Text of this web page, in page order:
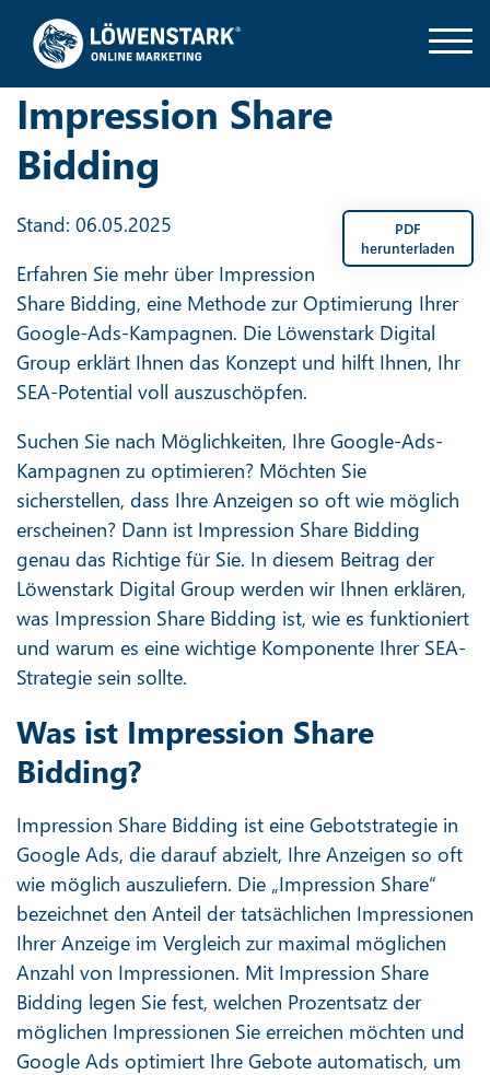
Impression Share
Bidding
PDF
herunterladen
Stand: 06.05.2025
Erfahren Sie mehr über Impression
Share Bidding, eine Methode zur Optimierung Ihrer
Google-Ads-Kampagnen. Die Löwenstark Digital
Group erklärt Ihnen das Konzept und hilft Ihnen, Ihr
SEA-Potential voll auszuschöpfen.
Suchen Sie nach Möglichkeiten, Ihre Google-Ads-
Kampagnen zu optimieren? Möchten Sie
sicherstellen, dass Ihre Anzeigen so oft wie möglich
erscheinen? Dann ist Impression Share Bidding
genau das Richtige für Sie. In diesem Beitrag der
Löwenstark Digital Group werden wir Ihnen erklären,
was Impression Share Bidding ist, wie es funktioniert
und warum es eine wichtige Komponente Ihrer SEA-
Strategie sein sollte.
Was ist Impression Share
Bidding?
Impression Share Bidding ist eine Gebotstrategie in
Google Ads, die darauf abzielt, Ihre Anzeigen so oft
wie möglich auszuliefern. Die „Impression Share“
bezeichnet den Anteil der tatsächlichen Impressionen
Ihrer Anzeige im Vergleich zur maximal möglichen
Anzahl von Impressionen. Mit Impression Share
Bidding legen Sie fest, welchen Prozentsatz der
möglichen Impressionen Sie erreichen möchten und
Google Ads optimiert Ihre Gebote automatisch, um